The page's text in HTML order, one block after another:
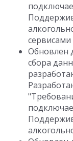
Обновлен
сбора